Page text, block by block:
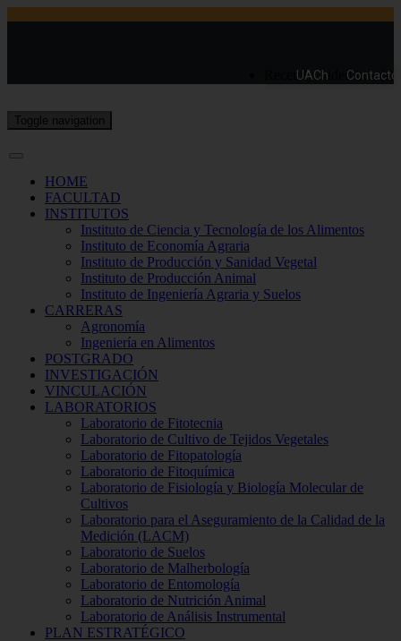
Recently added item(s)
UACh Contacto
Toggle navigation
HOME
FACULTAD
INSTITUTOS
Instituto de Ciencia y Tecnología de los Alimentos
Instituto de Economía Agraria
Instituto de Producción y Sanidad Vegetal
Instituto de Producción Animal
Instituto de Ingeniería Agraria y Suelos
CARRERAS
Agronomía
Ingeniería en Alimentos
POSTGRADO
INVESTIGACIÓN
VINCULACIÓN
LABORATORIOS
Laboratorio de Fitotecnia
Laboratorio de Cultivo de Tejidos Vegetales
Laboratorio de Fitopatología
Laboratorio de Fitoquímica
Laboratorio de Fisiología y Biología Molecular de
Cultivos
Laboratorio para el Aseguramiento de la Calidad de la
Medición (LACM)
Laboratorio de Suelos
Laboratorio de Malherbología
Laboratorio de Entomología
Laboratorio de Nutrición Animal
Laboratorio de Análisis Instrumental
PLAN ESTRATÉGICO